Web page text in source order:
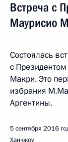
Встреча с
Маурисио
Состоялась
с
Макри. Это
избрания
Аргентины.
5 сентября 2016
Ханчжоу